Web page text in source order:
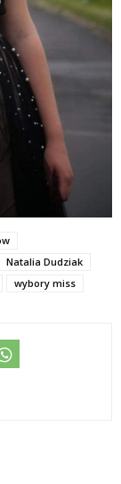
Natalia Dudziak
wybory miss